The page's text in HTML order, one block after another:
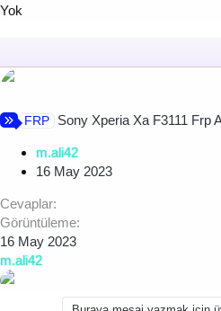
Yok
FRP Sony Xperia Xa F3111 Frp
m.ali42
16 May 2023
Cevaplar
Görüntüleme
16 May 2023
m.ali42